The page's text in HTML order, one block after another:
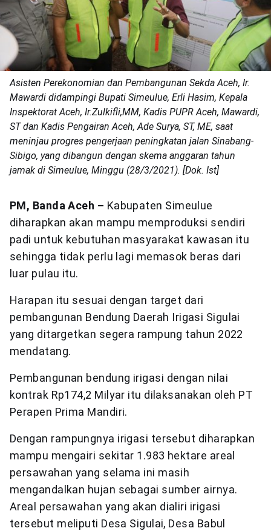
Asisten Perekonomian dan Pembangunan Sekda Aceh, Ir.
Mawardi didampingi Bupati Simeulue, Erli Hasim, Kepala
Inspektorat Aceh, Ir.Zulkifli,MM, Kadis PUPR Aceh, Mawardi,
ST dan Kadis Pengairan Aceh, Ade Surya, ST, ME, saat
meninjau progres pengerjaan peningkatan jalan Sinabang-
Sibigo, yang dibangun dengan skema anggaran tahun
jamak di Simeulue, Minggu (28/3/2021). [Dok. Ist]
PM, Banda Aceh – Kabupaten Simeulue
diharapkan akan mampu memproduksi sendiri
padi untuk kebutuhan masyarakat kawasan itu
sehingga tidak perlu lagi memasok beras dari
luar pulau itu.
Harapan itu sesuai dengan target dari
pembangunan Bendung Daerah Irigasi Sigulai
yang ditargetkan segera rampung tahun 2022
mendatang.
Pembangunan bendung irigasi dengan nilai
kontrak Rp174,2 Milyar itu dilaksanakan oleh PT
Perapen Prima Mandiri.
Dengan rampungnya irigasi tersebut diharapkan
mampu mengairi sekitar 1.983 hektare areal
persawahan yang selama ini masih
mengandalkan hujan sebagai sumber airnya.
Areal persawahan yang akan dialiri irigasi
tersebut meliputi Desa Sigulai, Desa Babul